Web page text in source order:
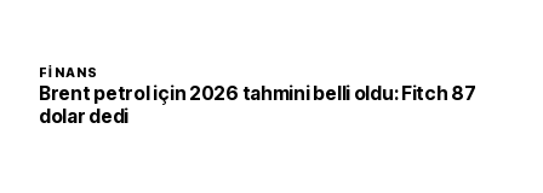
FINANS
Brent petrol için 2026 tahmini belli oldu: Fitch 87
dolar dedi